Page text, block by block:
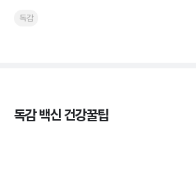
독감
독감 백신 건강꿀팁